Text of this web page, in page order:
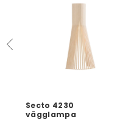
Secto 4230
vägglampa